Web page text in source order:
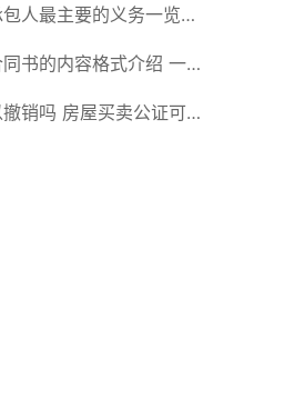
人最主要的义务一览
介绍
书的内容格式介绍 一
款
买卖公证可